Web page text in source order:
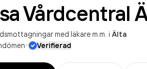
Vårdcentral
med läkare m.m. i Älta
· Verifierad